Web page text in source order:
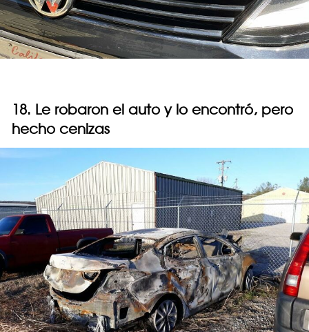
18. Le robaron el auto y lo encontró, pero
hecho cenizas